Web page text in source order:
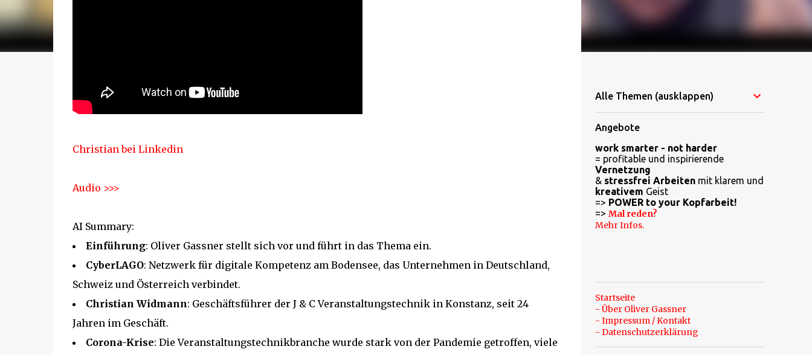
Christian bei Linkedin
Audio >>>
AI Summary:
Einführung: Oliver Gassner stellt sich vor und führt in das Thema ein.
CyberLAGO: Netzwerk für digitale Kompetenz am Bodensee, das Unternehmen in Deutschland,
Schweiz und Österreich verbindet.
Christian Widmann: Geschäftsführer der J & C Veranstaltungstechnik in Konstanz, seit 24
Jahren im Geschäft.
Corona-Krise: Die Veranstaltungstechnikbranche wurde stark von der Pandemie getroffen, viele
Alle Themen (ausklappen)
Angebote
work smarter - not harder
= profitable und inspirierende
Vernetzung
& stressfrei Arbeitenmit klarem und
kreativem Geist
=> POWER to your Kopfarbeit!
=> Mal reden?
Mehr Infos.
Startseite
- Über Oliver Gassner
- Impressum / Kontakt
- Datenschutzerklärung